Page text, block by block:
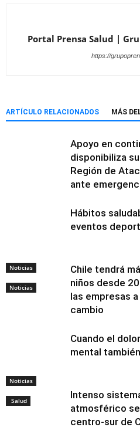
Portal Prensa Salud |
https://
ARTÍCULO RELACIONADOS MÁS
Noticias
Apoyo en
disponibiliza
Región de
ante
Noticias
Hábitos
eventos
Noticias
Chile tendrá
niños desde
las empresas
cambio
Salud
Cuando el
mental
Intenso
atmosférico
centro-sur de